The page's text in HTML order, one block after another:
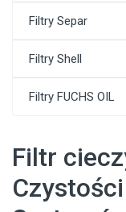
Filtry Separ
Filtry Shell
Filtry FUCHS OIL
Filtr